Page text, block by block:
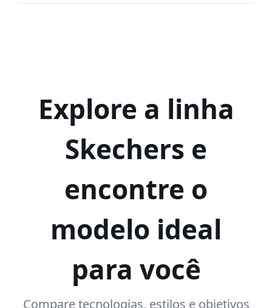
Explore a linha
Skechers e
encontre o
modelo ideal
para você
Compare tecnologias, estilos e objetivos